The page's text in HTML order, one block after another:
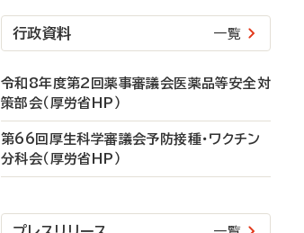
行政資料 一覧
令和8年度第2回薬事審議会医薬品等安全対
策部会（厚労省HP）
第66回厚生科学審議会予防接種・ワクチン
分科会（厚労省HP）